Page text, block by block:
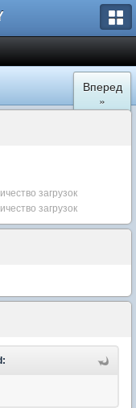
Вперед
»
загрузок
загрузок